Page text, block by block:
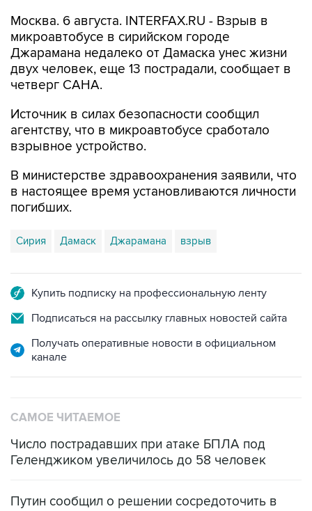
Москва. 6 августа. INTERFAX.RU - Взрыв в
микроавтобусе в сирийском городе
Джарамана недалеко от Дамаска унес жизни
двух человек, еще 13 пострадали, сообщает в
четверг САНА.
Источник в силах безопасности сообщил
агентству, что в микроавтобусе сработало
взрывное устройство.
В министерстве здравоохранения заявили, что
в настоящее время установливаются личности
погибших.
Сирия Дамаск Джарамана взрыв
Купить подписку на профессиональную ленту
Подписаться на рассылку главных новостей сайта
Получать оперативные новости в официальном
канале
САМОЕ ЧИТАЕМОЕ
Число пострадавших при атаке БПЛА под
Геленджиком увеличилось до 58 человек
Путин сообщил о решении сосредоточить в